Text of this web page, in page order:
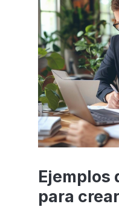
Ejemplos
para